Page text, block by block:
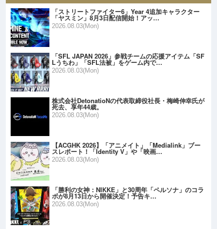
「ストリートファイター6」Year 4追加キャラクター
「ヤスミン」8月3日配信開始！アッ…
2026.08.03(Mon)
「SFL JAPAN 2026」参戦チームの応援アイテム「SF
Lうちわ」「SFL法被」をゲーム内で…
2026.08.03(Mon)
株式会社DetonatioNの代表取締役社長・梅崎伸幸氏が
死去、享年44歳。
2026.08.03(Mon)
【ACGHK 2026】「アニメイト」「Medialink」ブー
スレポート！「Identity V」や「映画…
2026.08.03(Mon)
「勝利の女神：NIKKE」と30周年「ペルソナ」のコラ
ボが8月13日から開催決定！予告キ…
2026.08.03(Mon)